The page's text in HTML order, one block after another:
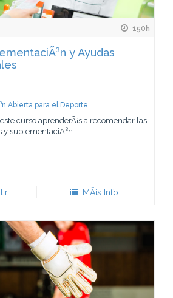
150h
y Ayudas
Abierta para el Deporte
este curso aprenderÃ¡s a recomendar las
suplementaciÃ³n...
MÃ¡s Info